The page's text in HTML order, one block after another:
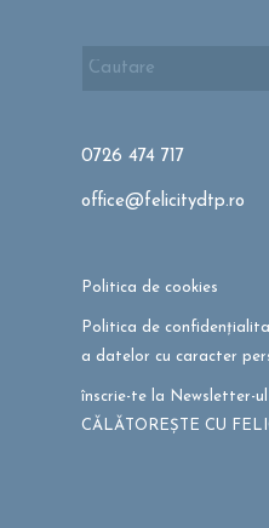
0726 474 717
office@felicitydtp.ro
Politica de cookies
Politica de
a datelor cu caracter
înscrie-te la Newsletter-ul
CĂLĂTOREȘTE CU